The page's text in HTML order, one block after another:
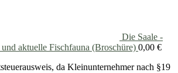
Die Saale -
aktuelle Fischfauna (Broschüre) 0,00 €
da Kleinunternehmer nach §19